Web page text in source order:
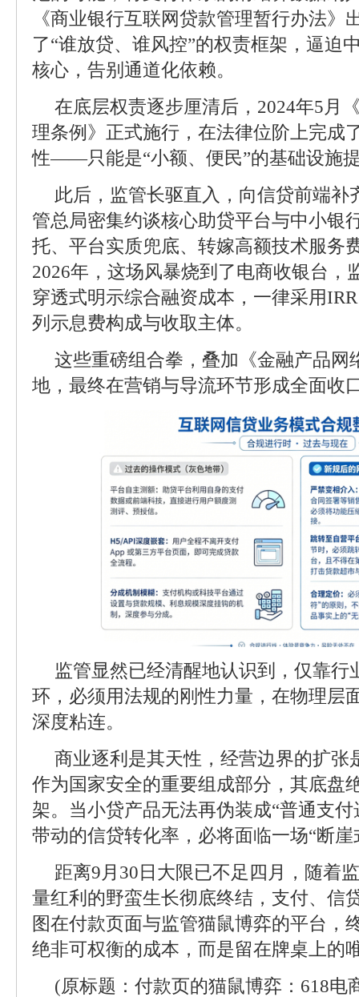
《商业银行互联网贷款管理暂行办法》
了“谁放贷、谁风控”的权责框架，逼迫
核心，告别通道化依赖。
在底层权责逐步厘清后，2024年5月
理条例》正式施行，在法律位阶上完成
性——只能是“小额、便民”的基础设施
此后，监管长驱直入，向信贷前端补
管总局密集约谈核心助贷平台与中小银
托、平台实质兜底、转嫁高额技术服务
2026年，这场风暴烧到了电商收银台，
穿透式明示综合融资成本，一律采用
列示息费构成与收取主体。
这些重磅组合拳，叠加《金融产品网
地，最终在营销与导流环节形成全面收
监管显然已经清醒地认识到，仅靠行
环，必须用法规的刚性力量，在物理层
深度粘连。
商业逐利是其天性，经营边界的扩张
作为国家安全的重要组成部分，其底盘
架。当小贷产品无法再伪装成“普通支
带动的信贷转化率，必将面临一场“断
距离9月30日大限已不足四月，随着
量红利的野蛮生长彻底终结，支付、信
图在付款页面与监管猫鼠博弈的平台，
绝非可权衡的成本，而是留在牌桌上的
(原标题：付款页的猫鼠博弈：618电